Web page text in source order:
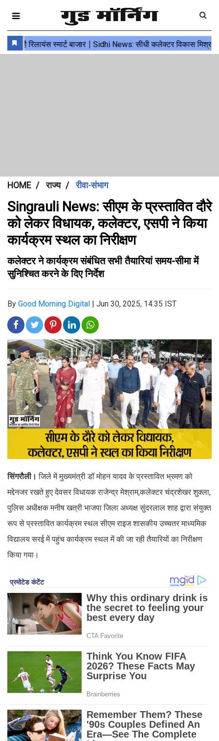
HOME राज्य रीवा-संभाग
Singrauli News: सीएम के प्रस्तावित दौरे
को लेकर विधायक, कलेक्टर, एसपी ने किया
कार्यक्रम स्थल का निरीक्षण
कलेक्टर ने कार्यक्रम संबंधित सभी तैयारियां समय-सीमा में
सुनिश्चित करने के दिए निर्देश
By Good Morning Digital | Jun 30, 2025, 14:35 IST
सिंगरौली।जिले में मुख्यमंत्री डॉ मोहन यादव के प्रस्तावित भ्रमण को
मद्देनजर रखते हुए देवसर विधायक राजेन्द्र मेश्राम,कलेक्टर चंद्रशेखर शुक्ला,
पुलिस अधीक्षक मनीष खत्री भाजपा जिला अध्यक्ष सुंदरलाल शाह द्वारा संयुक्त
रूप से प्रस्तावित कार्यक्रम स्थल सीएम राइज शासकीय उच्चतर माध्यमिक
विद्यालय सरई में पहुंच कार्यक्रम स्थल में की जा रही तैयारियों का निरीक्षण
किया गया।